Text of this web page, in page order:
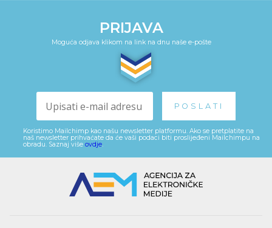
PRIJAVA
Moguća odjava klikom na link na dnu naše e-pošte
Koristimo Mailchimp kao našu newsletter platformu. Ako se pretplatite na
naš newsletter prihvaćate da će vaši podaci biti proslijeđeni Mailchimpu na
obradu. Saznaj više ovdje.